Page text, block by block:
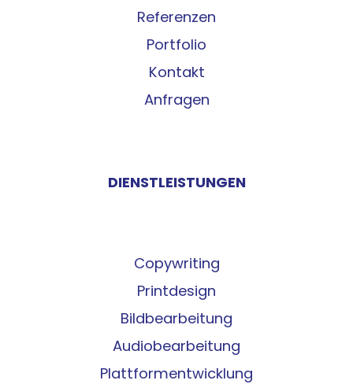
Referenzen
Portfolio
Kontakt
Anfragen
DIENSTLEISTUNGEN
Copywriting
Printdesign
Bildbearbeitung
Audiobearbeitung
Plattformentwicklung